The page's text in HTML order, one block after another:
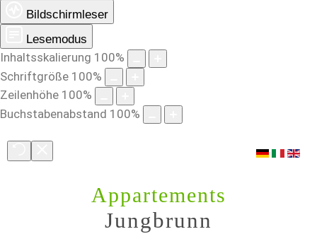
Bildschirmleser
Lesemodus
Inhaltsskalierung 100%
Schriftgröße 100%
Zeilenhöhe 100%
Buchstabenabstand 100%
Appartements
Jungbrunn